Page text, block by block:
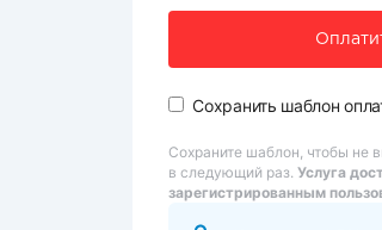
Сохранить шаблон
Сохраните шаблон, чтобы не
в следующий раз. Услуга
зарегистрированным